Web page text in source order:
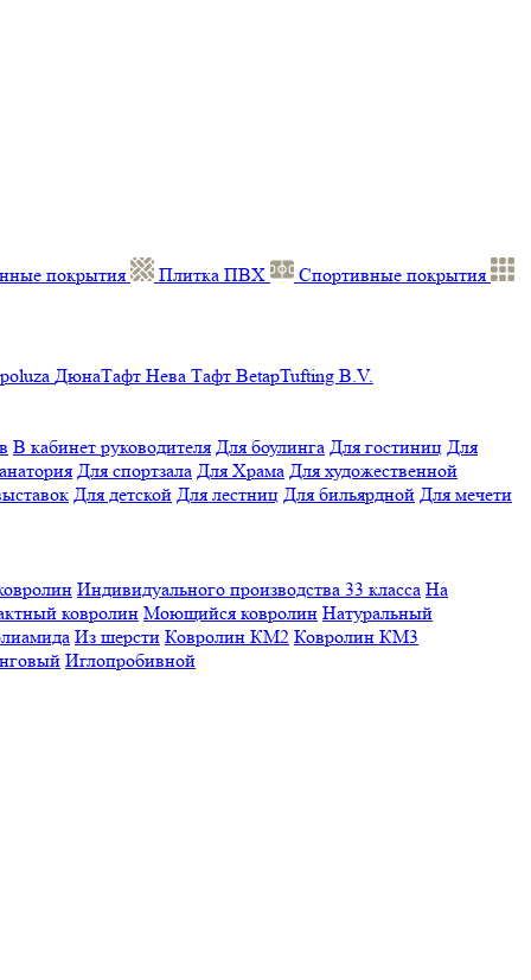
покрытия Плитка ПВХ
Спортивные покрытия
ДюнаТафт Нева Тафт BetapTufting B.V.
В кабинет руководителя Для боулинга Для гостиниц Для
Для спортзала Для Храма Для художественной
Для детской Для лестниц Для бильярдной Для мечети
Индивидуального производства 33 класса На
ковролин Моющийся ковролин Натуральный
Из шерсти Ковролин КМ2 Ковролин КМ3
Иглопробивной